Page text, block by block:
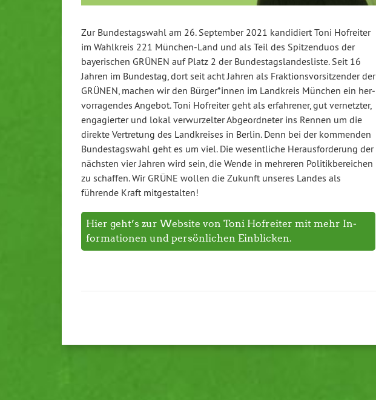
Zur Bun­des­tags­wahl am 26. September 2021 kan­di­diert Toni Hofreiter
im Wahlkreis 221 Mün­chen-Land und als Teil des Spit­zen­du­os der
baye­ri­schen GRÜNEN auf Platz 2 der Bun­des­tags­lan­des­lis­te. Seit 16
Jahren im Bundestag, dort seit acht Jahren als Frak­ti­ons­vor­sit­zen­der der
GRÜNEN, machen wir den Bürger*innen im Landkreis München ein her­
vor­ra­gen­des Angebot. Toni Hofreiter geht als er­fah­re­ner, gut ver­netz­ter,
en­ga­gier­ter und lokal ver­wur­zel­ter Ab­ge­ord­ne­ter ins Rennen um die
direkte Ver­tre­tung des Land­krei­ses in Berlin. Denn bei der kommenden
Bun­des­tags­wahl geht es um viel. Die we­sent­li­che Her­aus­for­de­rung der
nächsten vier Jahren wird sein, die Wende in mehreren Po­li­tik­be­rei­chen
zu schaffen. Wir GRÜNE wollen die Zukunft unseres Landes als
führende Kraft mit­ge­stal­ten!
Hier geht’s zur Website von Toni Hofreiter mit mehr In­
for­ma­tio­nen und per­sön­li­chen Ein­bli­cken.